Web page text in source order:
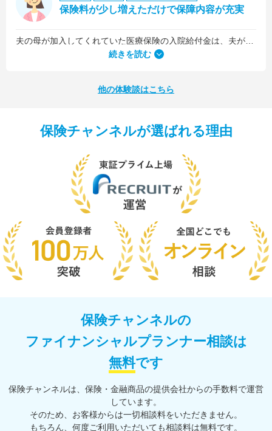
保険料が少し増えただけで保障内容が充実
続きを読む
他の体験談はこちら
保険チャンネルが選ばれる理由
保険チャンネルの
ファイナンシャルプランナー相談は
無料です
保険チャンネルは、保険・⾦融商品の提供会社からの⼿数料で運営
しています。
そのため、お客様からは一切相談料をいただきません。
もちろん、何度ご利⽤いただいても相談料は無料です。